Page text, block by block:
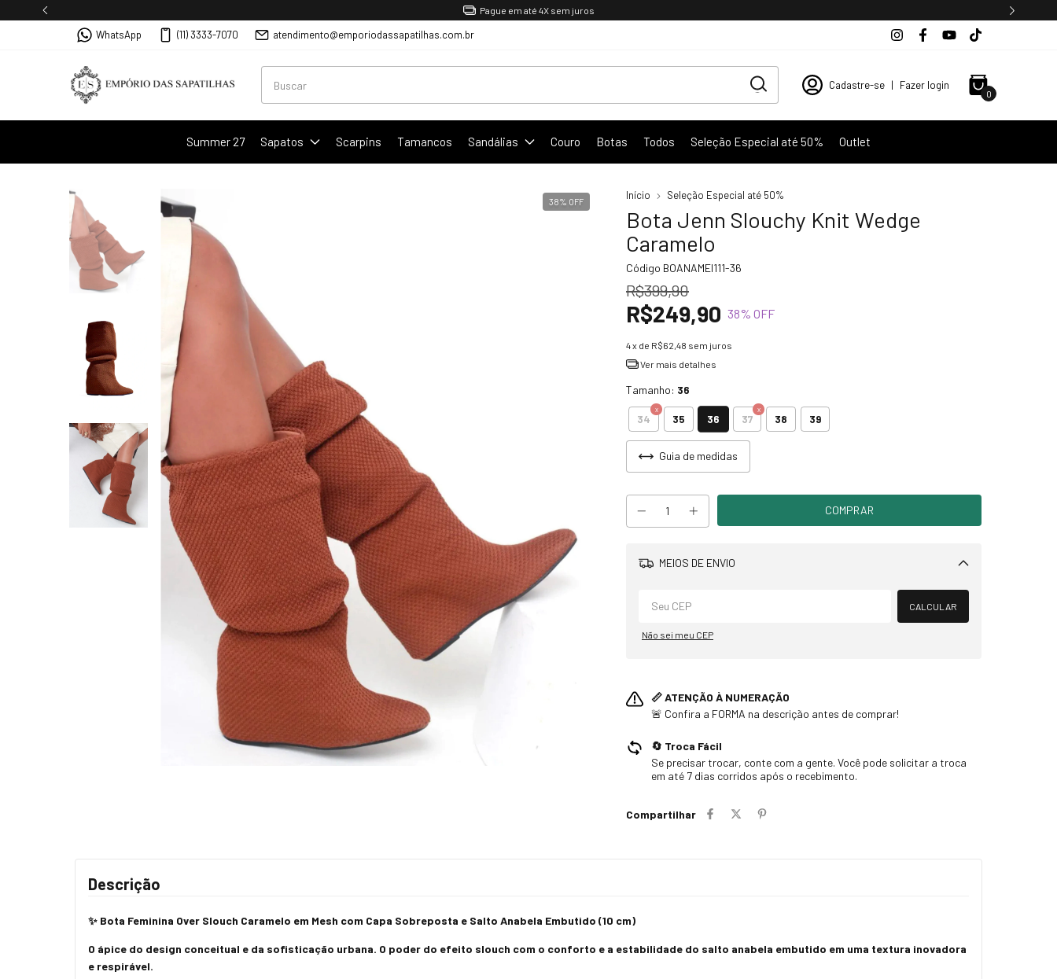
Pague em até 4X sem juros
WhatsApp (11) 3333-7070 atendimento@emporiodassapatilhas.com.br
Cadastre-se | Fazer login
0
Summer 27 Sapatos Scarpins Tamancos Sandálias Couro Botas Todos Seleção Especial até 50% Outlet
38% OFF
Início Seleção Especial até 50%
Bota Jenn Slouchy Knit Wedge
Caramelo
Código BOANAMEI111-36
R$399,90
R$249,90 38% OFF
4x de R$62,48 sem juros
Ver mais detalhes
Tamanho: 36
34 35 36 37 38 39
Guia de medidas
MEIOS DE ENVIO
Alterar CEP
CALCULAR
Não sei meu CEP
📏 ATENÇÃO À NUMERAÇÃO
🚨 Confira a FORMA na descrição antes de comprar!
🔄 Troca Fácil
Se precisar trocar, conte com a gente. Você pode solicitar a troca
em até 7 dias corridos após o recebimento.
Compartilhar
Descrição
✨ Bota Feminina Over Slouch Caramelo em Mesh com Capa Sobreposta e Salto Anabela Embutido (10 cm)
O ápice do design conceitual e da sofisticação urbana. O poder do efeito slouch com o conforto e a estabilidade do salto anabela embutido em uma textura inovadora
e respirável.